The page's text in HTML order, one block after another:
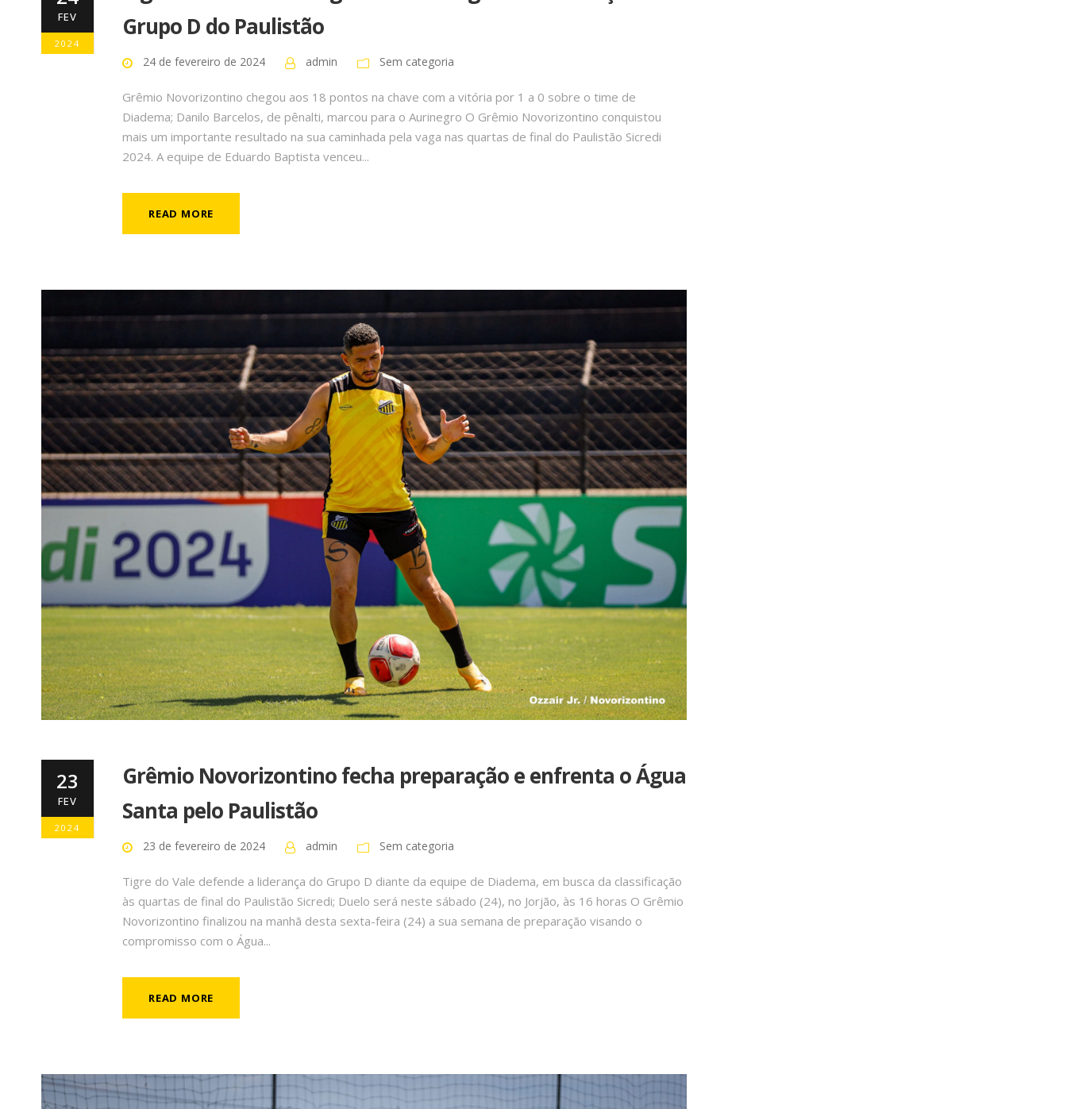
FEV
2024
Grupo D do Paulistão
24 de fevereiro de 2024 admin Sem categoria
Grêmio Novorizontino chegou aos 18 pontos na chave com a vitória por 1 a 0 sobre o time de
Diadema; Danilo Barcelos, de pênalti, marcou para o Aurinegro O Grêmio Novorizontino conquistou
mais um importante resultado na sua caminhada pela vaga nas quartas de final do Paulistão Sicredi
2024. A equipe de Eduardo Baptista venceu...
READ MORE
23
FEV
2024
Grêmio Novorizontino fecha preparação e enfrenta o Água
Santa pelo Paulistão
23 de fevereiro de 2024 admin Sem categoria
Tigre do Vale defende a liderança do Grupo D diante da equipe de Diadema, em busca da classificação
às quartas de final do Paulistão Sicredi; Duelo será neste sábado (24), no Jorjão, às 16 horas O Grêmio
Novorizontino finalizou na manhã desta sexta-feira (24) a sua semana de preparação visando o
compromisso com o Água...
READ MORE